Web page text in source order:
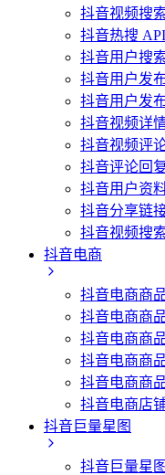
抖音视频搜
抖音热搜
抖音用户搜
抖音用户发
抖音用户发
抖音视频详
抖音视频评
抖音评论回
抖音用户资
抖音分享链
抖音视频搜
抖音电商
抖音电商商
抖音电商商
抖音电商商
抖音电商商
抖音电商商
抖音电商店
抖音巨量星图
抖音巨量星